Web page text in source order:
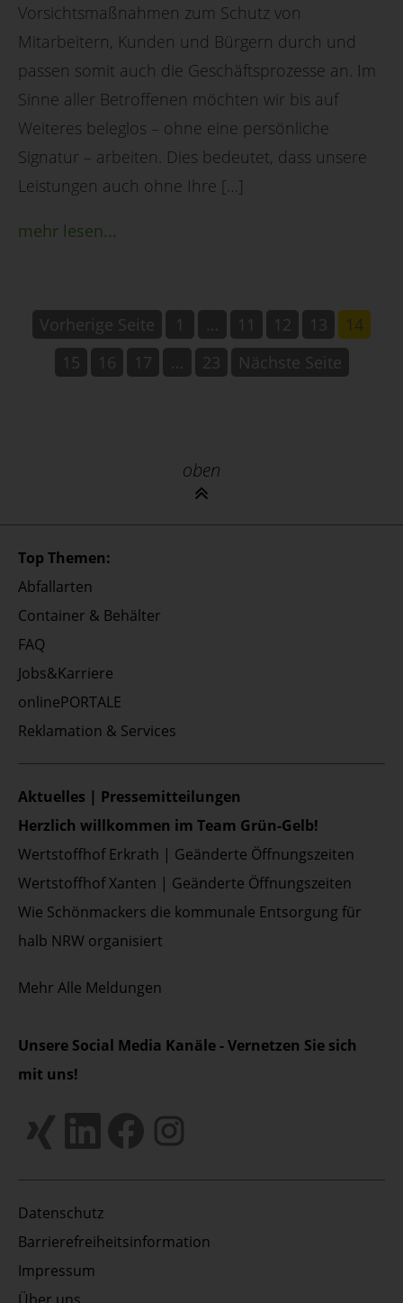
Vorsichtsmaßnahmen zum Schutz von
Mitarbeitern, Kunden und Bürgern durch und
passen somit auch die Geschäftsprozesse an. Im
Sinne aller Betroffenen möchten wir bis auf
Weiteres beleglos – ohne eine persönliche
Signatur – arbeiten. Dies bedeutet, dass unsere
Leistungen auch ohne Ihre […]
mehr lesen...
Vorherige Seite 1 … 11 12 13
14
15
16 17 … 23 Nächste Seite
oben
Top Themen:
Abfallarten
Container & Behälter
FAQ
Jobs&Karriere
onlinePORTALE
Reklamation & Services
Datenschutz
Barrierefreiheitsinformation
Impressum
Aktuelles | Pressemitteilungen
Herzlich willkommen im Team Grün-Gelb!
Wertstoffhof Erkrath | Geänderte Öffnungszeiten
Wertstoffhof Xanten | Geänderte Öffnungszeiten
Wie Schönmackers die kommunale Entsorgung für
halb NRW organisiert
Mehr Alle Meldungen
Unsere Social Media Kanäle - Vernetzen Sie sich
mit uns!